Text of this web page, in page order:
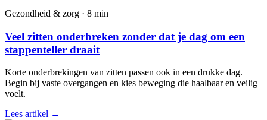
Gezondheid & zorg · 8 min
Veel zitten onderbreken zonder dat je dag om een
stappenteller draait
Korte onderbrekingen van zitten passen ook in een drukke dag.
Begin bij vaste overgangen en kies beweging die haalbaar en veilig
voelt.
Lees artikel →